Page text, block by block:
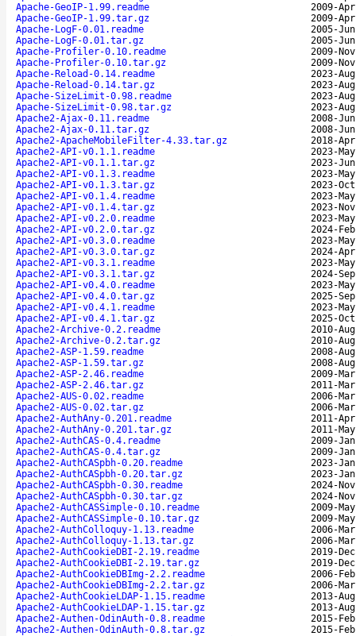
Apache-GeoIP-1.99.readme
2009-
Apache-GeoIP-1.99.tar.gz
2009-
Apache-LogF-0.01.readme
2005-
Apache-LogF-0.01.tar.gz
2005-
Apache-Profiler-0.10.readme
2009-
Apache-Profiler-0.10.tar.gz
2009-
Apache-Reload-0.14.readme
2023-
Apache-Reload-0.14.tar.gz
2023-
Apache-SizeLimit-0.98.readme
2023-
Apache-SizeLimit-0.98.tar.gz
2023-
Apache2-Ajax-0.11.readme
2008-
Apache2-Ajax-0.11.tar.gz
2008-
Apache2-ApacheMobileFilter-4.33.tar.gz
2018-
Apache2-API-v0.1.1.readme
2023-
Apache2-API-v0.1.1.tar.gz
2023-
Apache2-API-v0.1.3.readme
2023-
Apache2-API-v0.1.3.tar.gz
2023-
Apache2-API-v0.1.4.readme
2023-
Apache2-API-v0.1.4.tar.gz
2023-
Apache2-API-v0.2.0.readme
2023-
Apache2-API-v0.2.0.tar.gz
2024-
Apache2-API-v0.3.0.readme
2023-
Apache2-API-v0.3.0.tar.gz
2024-
Apache2-API-v0.3.1.readme
2023-
Apache2-API-v0.3.1.tar.gz
2024-
Apache2-API-v0.4.0.readme
2023-
Apache2-API-v0.4.0.tar.gz
2025-
Apache2-API-v0.4.1.readme
2023-
Apache2-API-v0.4.1.tar.gz
2025-
Apache2-Archive-0.2.readme
2010-
Apache2-Archive-0.2.tar.gz
2010-
Apache2-ASP-1.59.readme
2008-
Apache2-ASP-1.59.tar.gz
2008-
Apache2-ASP-2.46.readme
2009-
Apache2-ASP-2.46.tar.gz
2011-
Apache2-AUS-0.02.readme
2006-
Apache2-AUS-0.02.tar.gz
2006-
Apache2-AuthAny-0.201.readme
2011-
Apache2-AuthAny-0.201.tar.gz
2011-
Apache2-AuthCAS-0.4.readme
2009-
Apache2-AuthCAS-0.4.tar.gz
2009-
Apache2-AuthCASpbh-0.20.readme
2023-
Apache2-AuthCASpbh-0.20.tar.gz
2023-
Apache2-AuthCASpbh-0.30.readme
2024-
Apache2-AuthCASpbh-0.30.tar.gz
2024-
Apache2-AuthCASSimple-0.10.readme
2009-
Apache2-AuthCASSimple-0.10.tar.gz
2009-
Apache2-AuthColloquy-1.13.readme
2006-
Apache2-AuthColloquy-1.13.tar.gz
2006-
Apache2-AuthCookieDBI-2.19.readme
2019-
Apache2-AuthCookieDBI-2.19.tar.gz
2019-
Apache2-AuthCookieDBImg-2.2.readme
2006-
Apache2-AuthCookieDBImg-2.2.tar.gz
2006-
Apache2-AuthCookieLDAP-1.15.readme
2013-
Apache2-AuthCookieLDAP-1.15.tar.gz
2013-
Apache2-Authen-OdinAuth-0.8.readme
2015-
Apache2-Authen-OdinAuth-0.8.tar.gz
2015-